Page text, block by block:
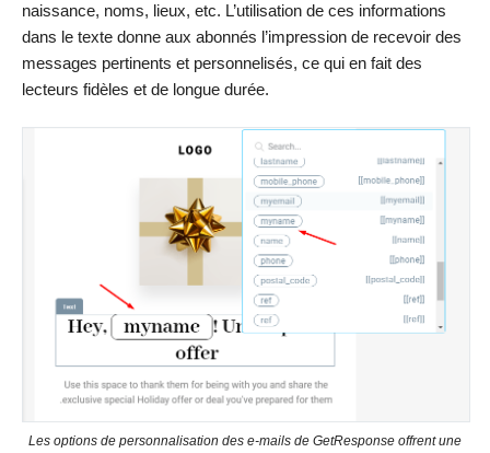
naissance, noms, lieux, etc. L’utilisation de ces informations
dans le texte donne aux abonnés l’impression de recevoir des
messages pertinents et personnelisés, ce qui en fait des
lecteurs fidèles et de longue durée.
Les options de personnalisation des e-mails de GetResponse offrent une